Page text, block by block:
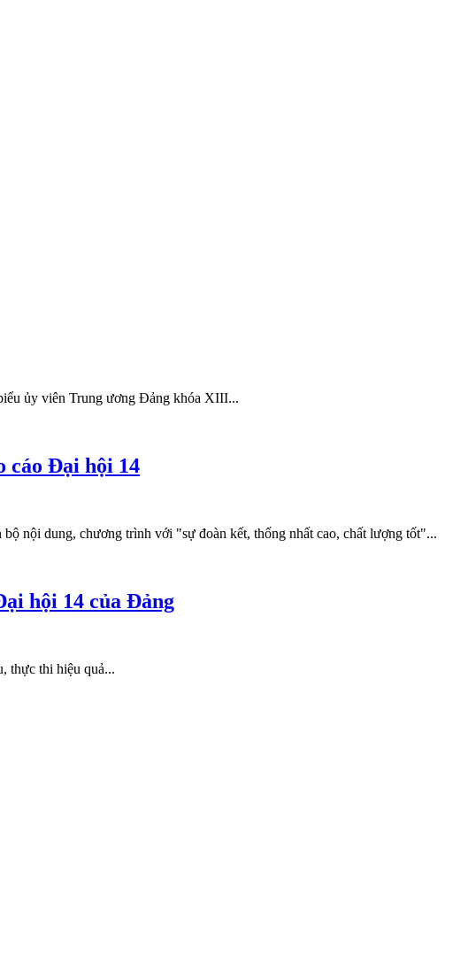
ủy viên Trung ương Đảng khóa XIII...
cáo Đại hội 14
nội dung, chương trình với "sự đoàn kết, thống nhất cao, chất lượng tốt"...
hội 14 của Đảng
thực thi hiệu quả...